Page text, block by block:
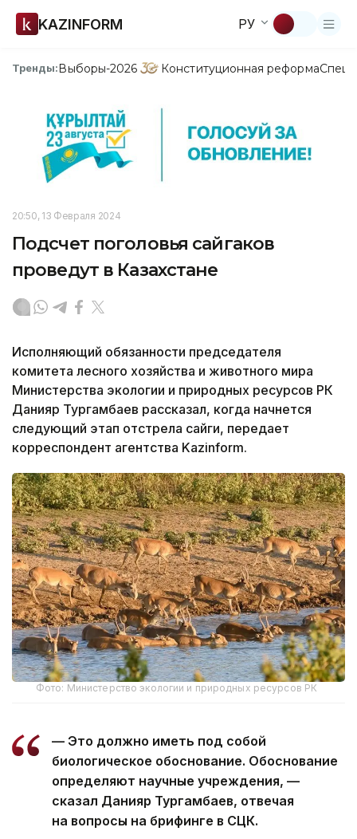
KAZINFORM РУ
Тренды:Выборы-2026 Конституционная реформа
20:50, 13 Февраля 2024
Подсчет поголовья сайгаков
проведут в Казахстане
Исполняющий обязанности председателя
комитета лесного хозяйства и животного мира
Министерства экологии и природных ресурсов РК
Данияр Тургамбаев рассказал, когда начнется
следующий этап отстрела сайги, передает
корреспондент агентства Kazinform.
Фото: Министерство экологии и природных ресурсов РК
— Это должно иметь под собой
биологическое обоснование. Обоснование
определяют научные учреждения, —
сказал Данияр Тургамбаев, отвечая
на вопросы на брифинге в СЦК.